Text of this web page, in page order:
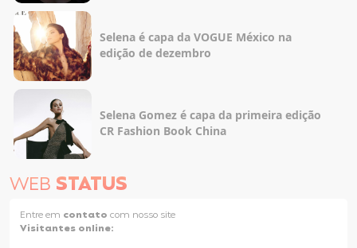
Selena é capa da VOGUE México na
edição de dezembro
Selena Gomez é capa da primeira edição
CR Fashion Book China
WEB STATUS
Entre em contato com nosso site
Visitantes online: